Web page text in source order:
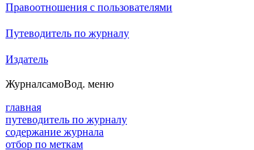
Правоотношения с пользователями
Путеводитель по журналу
Издатель
ЖурналсамоВод. меню
главная
путеводитель по журналу
содержание журнала
отбор по меткам